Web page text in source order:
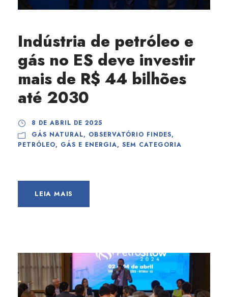
Indústria de petróleo e
gás no ES deve investir
mais de R$ 44 bilhões
até 2030
8 DE ABRIL DE 2025
GÁS NATURAL, OBSERVATÓRIO FINDES,
PETRÓLEO, GÁS E ENERGIA, SEM CATEGORIA
LEIA MAIS